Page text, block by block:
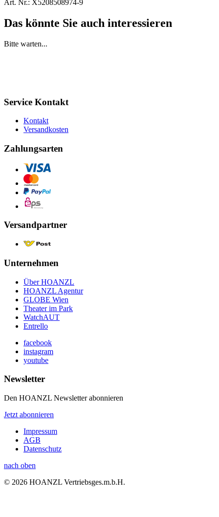
Art. Nr.: X5208508974-9
Das könnte Sie auch interessieren
Bitte warten...
Service Kontakt
Kontakt
Versandkosten
Zahlungsarten
Versandpartner
Unternehmen
Über HOANZL
HOANZL Agentur
GLOBE Wien
Theater im Park
WatchAUT
Entrello
facebook
instagram
youtube
Newsletter
Den HOANZL Newsletter abonnieren
Jetzt abonnieren
Impressum
AGB
Datenschutz
nach oben
© 2026 HOANZL Vertriebsges.m.b.H.